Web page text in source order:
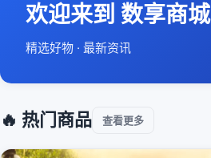
欢迎来到 数享商城
精选好物 · 最新资讯
🔥 热门商品 查看更多